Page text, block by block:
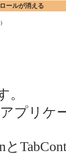
ールが消える
。
アプリ